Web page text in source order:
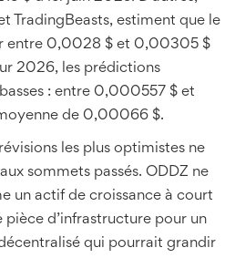
TradingBeasts, estiment que le
entre 0,0028 $ et 0,00305 $
2026, les prédictions
: entre 0,000557 $ et
de 0,00066 $.
les plus optimistes ne
sommets passés. ODDZ ne
un actif de croissance à court
d’infrastructure pour un
qui pourrait grandir